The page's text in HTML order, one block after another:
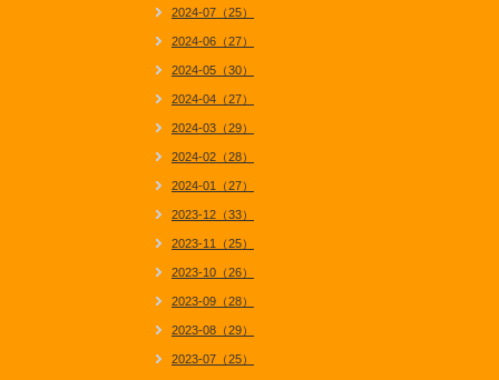
2024-07（25）
2024-06（27）
2024-05（30）
2024-04（27）
2024-03（29）
2024-02（28）
2024-01（27）
2023-12（33）
2023-11（25）
2023-10（26）
2023-09（28）
2023-08（29）
2023-07（25）